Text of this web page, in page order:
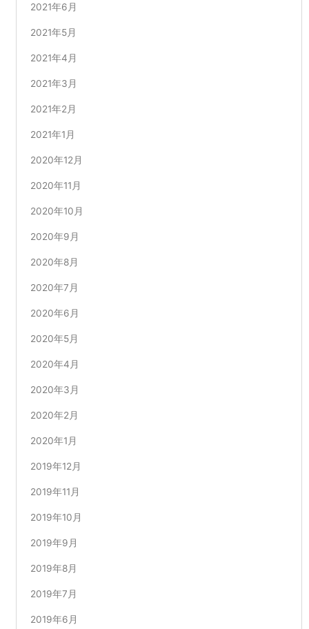
2021年6月
2021年5月
2021年4月
2021年3月
2021年2月
2021年1月
2020年12月
2020年11月
2020年10月
2020年9月
2020年8月
2020年7月
2020年6月
2020年5月
2020年4月
2020年3月
2020年2月
2020年1月
2019年12月
2019年11月
2019年10月
2019年9月
2019年8月
2019年7月
2019年6月